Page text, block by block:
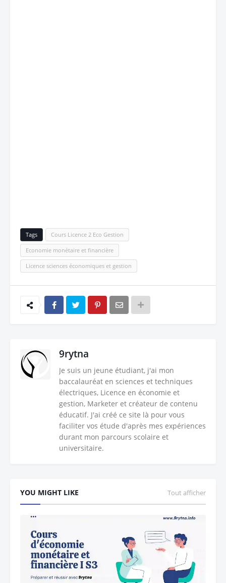
Tags Cours Licence 2 Eco Gestion
Economie monétaire et financière
Licence sciences économiques et gestion
9rytna
Je suis un jeune étudiant, j'ai mon
baccalauréat en sciences et techniques
électriques, Licence en économie et
gestion, Marketer et créateur de contenu
éducatif. J'ai créé ce site là pour vous
faciliter vos étude d'après mes expériences
durant mon parcours scolaire et
universitaire.
YOU MIGHT LIKE Tout afficher